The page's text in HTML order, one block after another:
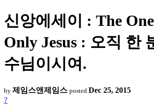
신앙에세이 : The
Only Jesus : 오직 한
수님이시여.
by 제임스앤제임스 posted Dec 25, 2015
?